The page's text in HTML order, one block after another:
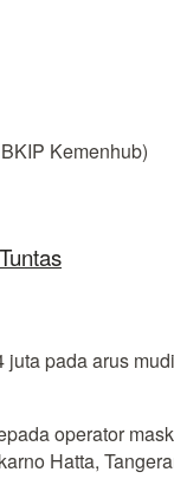
Kemenhub)
pada arus
operator
Hatta,